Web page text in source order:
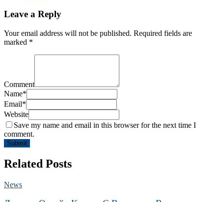
Leave a Reply
Your email address will not be published. Required fields are
marked *
Comment
Name*
Email*
Website
Save my name and email in this browser for the next time I
comment.
Related Posts
News